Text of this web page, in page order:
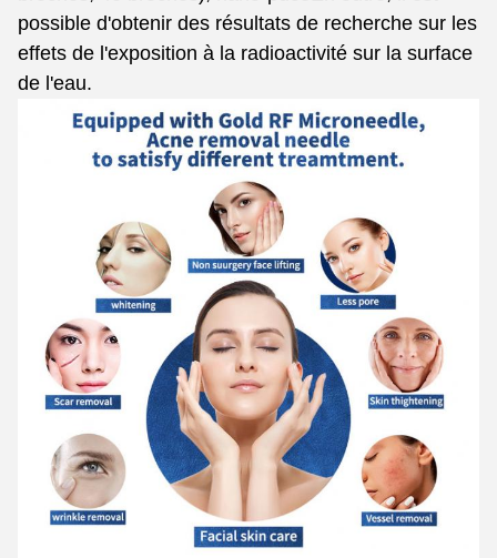
possible d'obtenir des résultats de recherche sur les
effets de l'exposition à la radioactivité sur la surface
de l'eau.